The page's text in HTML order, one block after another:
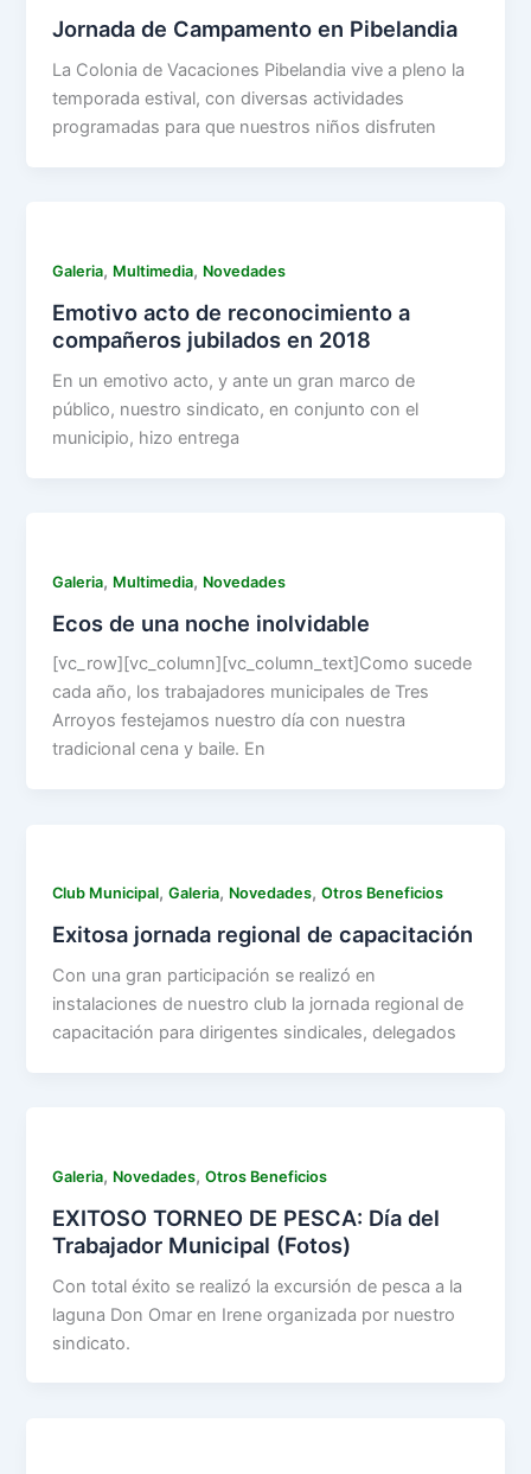
Jornada de Campamento en Pibelandia
La Colonia de Vacaciones Pibelandia vive a pleno la
temporada estival, con diversas actividades
programadas para que nuestros niños disfruten
Galeria, Multimedia, Novedades
Emotivo acto de reconocimiento a
compañeros jubilados en 2018
En un emotivo acto, y ante un gran marco de
público, nuestro sindicato, en conjunto con el
municipio, hizo entrega
Galeria, Multimedia, Novedades
Ecos de una noche inolvidable
[vc_row][vc_column][vc_column_text]Como sucede
cada año, los trabajadores municipales de Tres
Arroyos festejamos nuestro día con nuestra
tradicional cena y baile. En
Club Municipal,Galeria, Novedades,Otros Beneficios
Exitosa jornada regional de capacitación
Con una gran participación se realizó en
instalaciones de nuestro club la jornada regional de
capacitación para dirigentes sindicales, delegados
Galeria, Novedades,Otros Beneficios
EXITOSO TORNEO DE PESCA: Día del
Trabajador Municipal (Fotos)
Con total éxito se realizó la excursión de pesca a la
laguna Don Omar en Irene organizada por nuestro
sindicato.